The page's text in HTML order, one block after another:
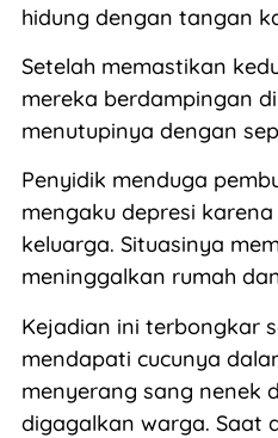
hidung dengan tangan
Setelah memastikan
mereka berdampingan
menutupinya dengan
Penyidik menduga
mengaku depresi
keluarga. Situasinya
meninggalkan rumah
Kejadian ini terbongkar
mendapati cucunya
menyerang sang nenek
digagalkan warga. Saat